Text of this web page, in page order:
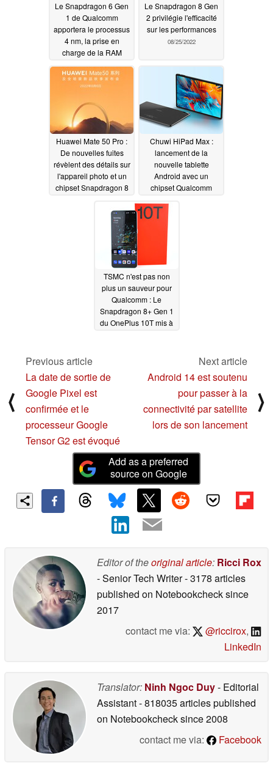
Le Snapdragon 6 Gen
1 de Qualcomm
apportera le processus
4 nm, la prise en
charge de la RAM
LPDDR5 et des écrans
120 Hz aux
smartphones moins
Le Snapdragon 8 Gen
2 privilégie l'efficacité
sur les performances
08/25/2022
Huawei Mate 50 Pro :
De nouvelles fuites
révèlent des détails sur
l'appareil photo et un
chipset Snapdragon 8
Chuwi HiPad Max :
lancement de la
nouvelle tablette
Android avec un
chipset Qualcomm
connectivité double-
SIM, Widevine L1 et
une grande batterie
08/23/2022
TSMC n'est pas non
plus un sauveur pour
Qualcomm : Le
Snapdragon 8+ Gen 1
du OnePlus 10T mis à
⟨
Previous article
La date de sortie de
Google Pixel est
confirmée et le
processeur Google
Tensor G2 est évoqué
Next article
Android 14 est soutenu
pour passer à la
connectivité par satellite
lors de son lancement
⟩
Add as a preferred
source on Google
Editor of theoriginal article: Ricci Rox
- Senior Tech Writer- 3178 articles
published on Notebookchecksince
2017
contact me via:
@riccirox,
LinkedIn
Translator: Ninh Ngoc Duy- Editorial
Assistant- 818035 articles published
on Notebookchecksince 2008
contact me via:
Facebook